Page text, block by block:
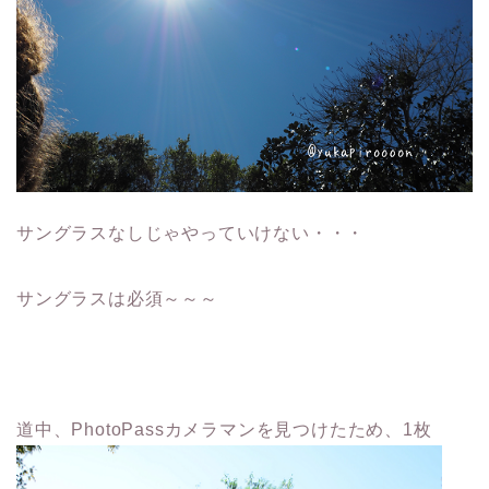
サングラスなしじゃやっていけない・・・
サングラスは必須～～～
道中、PhotoPassカメラマンを見つけたため、1枚